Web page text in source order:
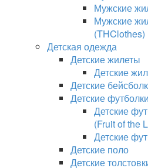
Мужские
Мужские
(THClothes)
Детская одежда
Детские жилеты
Детские
Детские
Детские футболки
Детские
(Fruit of the
Детские
Детские поло
Детские